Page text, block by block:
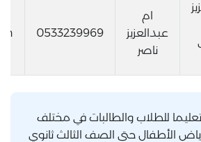
ام
عبدالعزيز
ناصر
0533239969
للطلاب والطالبات في مختلف
الأطفال حتى الصف الثالث ثانوي